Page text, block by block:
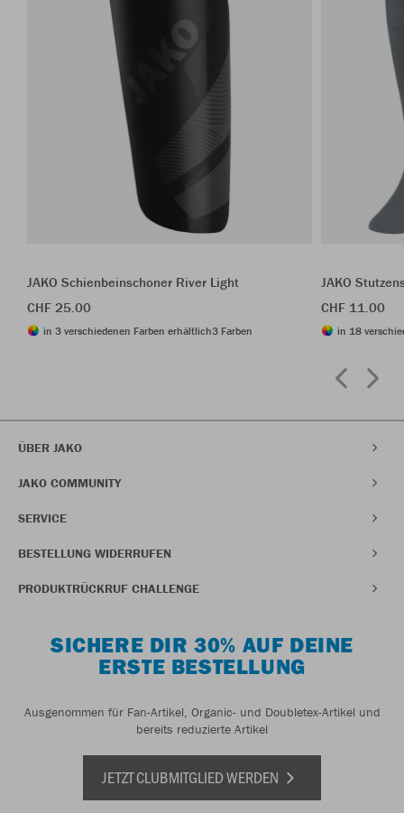
JAKO Schienbeinschoner River Light
CHF 25.00
in 3 verschiedenen Farben erhältlich3 Farben
JAKO
CHF 11.00
in 18
ÜBER JAKO
JAKO COMMUNITY
SERVICE
BESTELLUNG WIDERRUFEN
PRODUKTRÜCKRUF CHALLENGE
SICHERE DIR 30% AUF DEINE
ERSTE BESTELLUNG
Ausgenommen für Fan-Artikel, Organic- und Doubletex-Artikel und
bereits reduzierte Artikel
JETZT CLUBMITGLIED WERDEN